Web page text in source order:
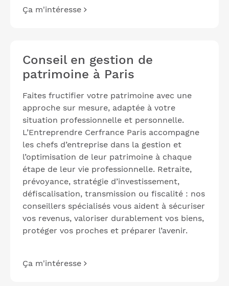
Ça m'intéresse
Conseil en gestion de
patrimoine à Paris
Faites fructifier votre patrimoine avec une
approche sur mesure, adaptée à votre
situation professionnelle et personnelle.
L’Entreprendre Cerfrance Paris accompagne
les chefs d’entreprise dans la gestion et
l’optimisation de leur patrimoine à chaque
étape de leur vie professionnelle. Retraite,
prévoyance, stratégie d’investissement,
défiscalisation, transmission ou fiscalité : nos
conseillers spécialisés vous aident à sécuriser
vos revenus, valoriser durablement vos biens,
protéger vos proches et préparer l’avenir.
Ça m'intéresse